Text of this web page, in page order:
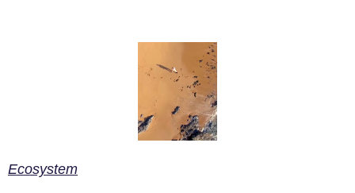
Ecosystem